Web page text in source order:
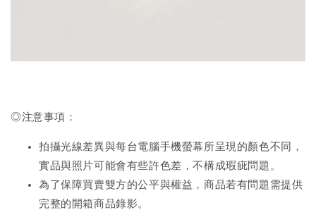
◎注意事項：
拍攝光線差異與每台電腦手機螢幕所呈現的顏色不同，
實品與照片可能會有些許色差，不構成瑕疵問題。
為了保障買賣雙方的公平與權益，商品若有問題需提供
完整的開箱商品錄影。